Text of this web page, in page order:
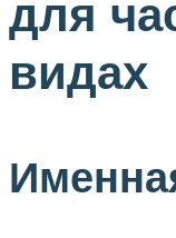
для
видах